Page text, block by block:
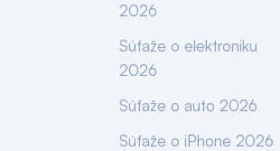
2026
Súťaže o elektroniku
2026
Súťaže o auto 2026
Súťaže o iPhone 2026